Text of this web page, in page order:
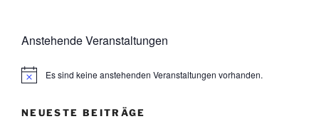
Anstehende Veranstaltungen
Es sind keine anstehenden Veranstaltungen vorhanden.
NEUESTE BEITRÄGE